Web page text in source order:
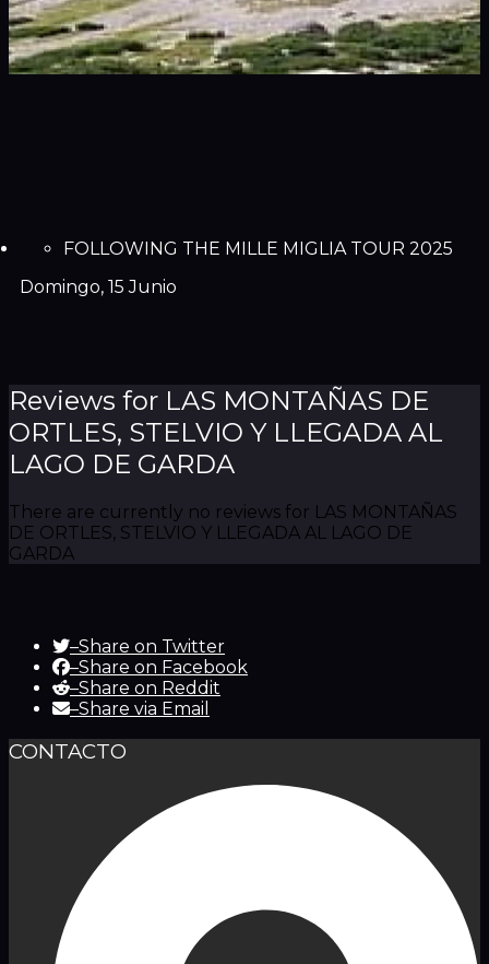
FOLLOWING THE MILLE MIGLIA TOUR 2025
Domingo, 15 Junio
Reviews for LAS MONTAÑAS DE
ORTLES, STELVIO Y LLEGADA AL
LAGO DE GARDA
There are currently no reviews for LAS MONTAÑAS
DE ORTLES, STELVIO Y LLEGADA AL LAGO DE
GARDA
–Share on Twitter
–Share on Facebook
–Share on Reddit
–Share via Email
CONTACTO